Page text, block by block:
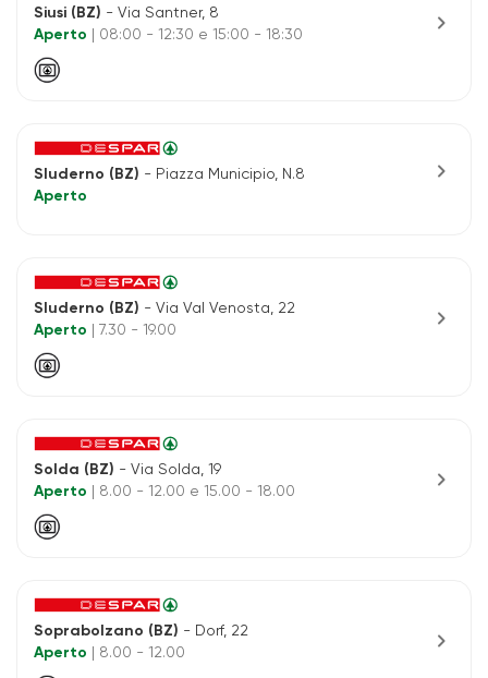
Siusi (BZ) - Via Santner, 8
Aperto
| 08:00 - 12:30 e 15:00 - 18:30 chevron_right
Sluderno (BZ) - Piazza Municipio, N.8
Aperto
chevron_right
Sluderno (BZ) - Via Val Venosta, 22
Aperto
| 7.30 - 19.00 chevron_right
Solda (BZ) - Via Solda, 19
Aperto
| 8.00 - 12.00 e 15.00 - 18.00 chevron_right
Soprabolzano (BZ) - Dorf, 22
Aperto
| 8.00 - 12.00 chevron_right